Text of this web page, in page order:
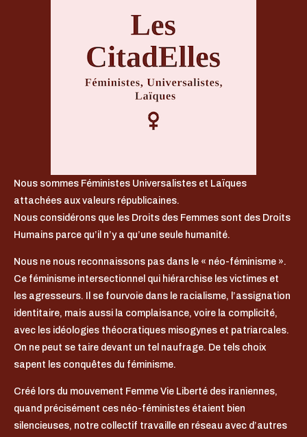
Nous sommes Féministes Universalistes et Laïques
attachées aux valeurs républicaines.
Nous considérons que les Droits des Femmes sont des Droits
Humains parce qu’il n’y a qu’une seule humanité.
Nous ne nous reconnaissons pas dans le « néo-féminisme ».
Ce féminisme intersectionnel qui hiérarchise les victimes et
les agresseurs. Il se fourvoie dans le racialisme, l’assignation
identitaire, mais aussi la complaisance, voire la complicité,
avec les idéologies théocratiques misogynes et patriarcales.
On ne peut se taire devant un tel naufrage. De tels choix
sapent les conquêtes du féminisme.
Créé lors du mouvement Femme Vie Liberté des iraniennes,
quand précisément ces néo-féministes étaient bien
silencieuses, notre collectif travaille en réseau avec d’autres